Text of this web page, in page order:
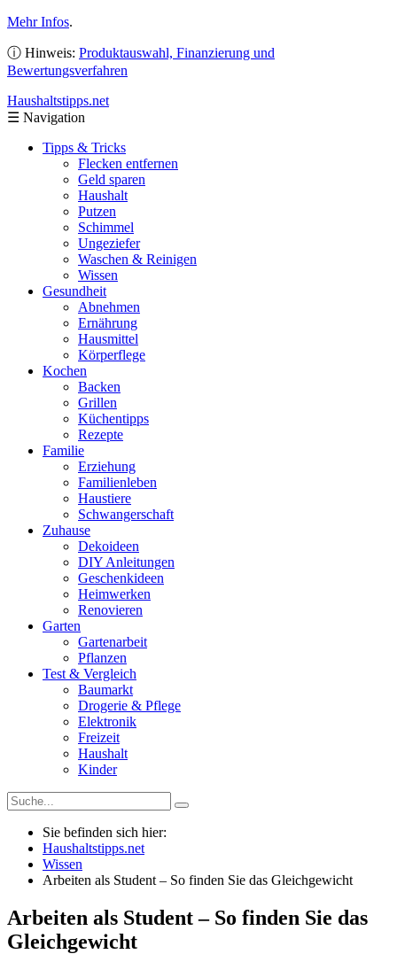
Mehr Infos.
ⓘ Hinweis: Produktauswahl, Finanzierung und
Bewertungsverfahren
Haushaltstipps.net
☰ Navigation
Tipps & Tricks
Flecken entfernen
Geld sparen
Haushalt
Putzen
Schimmel
Ungeziefer
Waschen & Reinigen
Wissen
Gesundheit
Abnehmen
Ernährung
Hausmittel
Körperflege
Kochen
Backen
Grillen
Küchentipps
Rezepte
Familie
Erziehung
Familienleben
Haustiere
Schwangerschaft
Zuhause
Dekoideen
DIY Anleitungen
Geschenkideen
Heimwerken
Renovieren
Garten
Gartenarbeit
Pflanzen
Test & Vergleich
Baumarkt
Drogerie & Pflege
Elektronik
Freizeit
Haushalt
Kinder
Sie befinden sich hier:
Haushaltstipps.net
Wissen
Arbeiten als Student – So finden Sie das Gleichgewicht
Arbeiten als Student – So finden Sie das
Gleichgewicht